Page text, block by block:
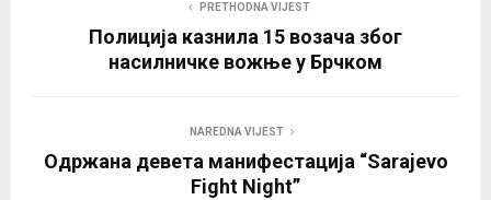
PRETHODNA VIJEST
Полиција казнила 15 возача због
насилничке вожње у Брчком
NAREDNA VIJEST
Oдржана девета манифестација “Sarajevo
Fight Night”